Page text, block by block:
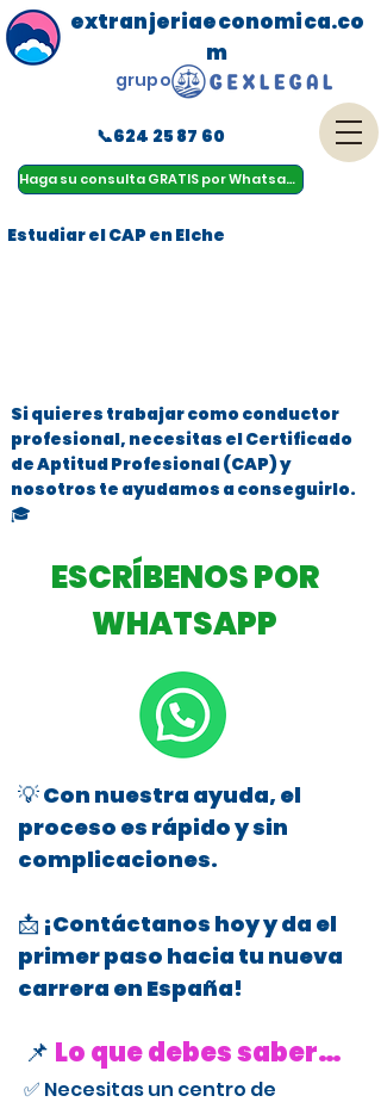
Haga su consulta GRATIS por Whatsapp
menu
extranjeriaeconomica.co
m
📞624 25 87 60
grupo
Estudiar el CAP en Elche
Si quieres trabajar como conductor
profesional, necesitas el Certificado
de Aptitud Profesional (CAP) y
nosotros te ayudamos a conseguirlo.
🎓
ESCRÍBENOS POR
WHATSAPP
💡 Con nuestra ayuda, el
proceso es rápido y sin
complicaciones.
📩 ¡Contáctanos hoy y da el
primer paso hacia tu nueva
carrera en España!
📌 Lo que debes saber…
✅ Necesitas un centro de